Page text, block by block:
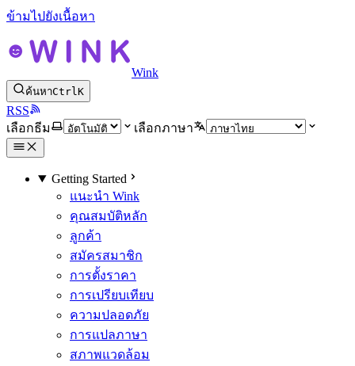
ข้ามไปยังเนื้อหา
Wink
ค้นหาCtrlK
RSS
เลือกธีม
เลือกภาษา
Getting Started
แนะนำ Wink
คุณสมบัติหลัก
ลูกค้า
สมัครสมาชิก
การตั้งราคา
การเปรียบเทียบ
ความปลอดภัย
การแปลภาษา
สภาพแวดล้อม